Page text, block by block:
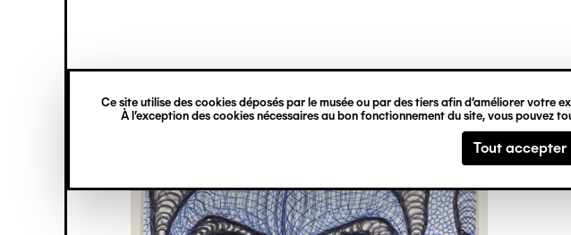
Ce site utilise des cookies déposés par le musée ou par des tiers afin d’améliorer votre
À l’exception des cookies nécessaires au bon fonctionnement du site, vous pouvez
Tout accepter
principal
verticale